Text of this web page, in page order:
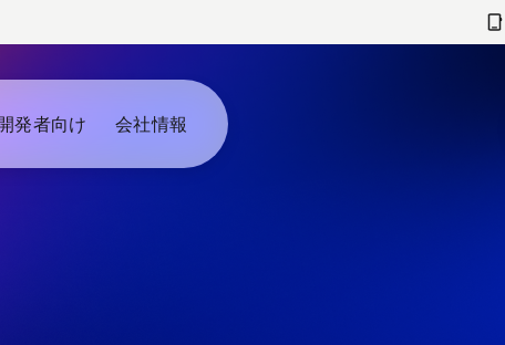
いタブで開く
発者向け 会社情報